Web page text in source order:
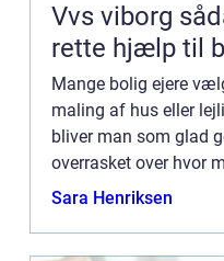
Vvs viborg sådan vælger du den
rette hjælp til
Mange bolig ejere
maling af hus eller
bliver man som glad
overrasket over hvor
denne opgave.
Sara Henriksen